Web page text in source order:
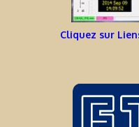
Cliquez sur